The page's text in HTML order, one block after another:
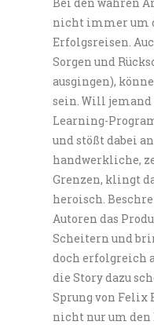
nicht immer um
Erfolgsreisen.
Sorgen und
ausgingen),
sein. Will jemand
Learning-
und stößt dabei
handwerkliche,
Grenzen, klingt
heroisch.
Autoren das
Scheitern und
doch erfolgreich
die Story dazu
Sprung von Felix
nicht nur um